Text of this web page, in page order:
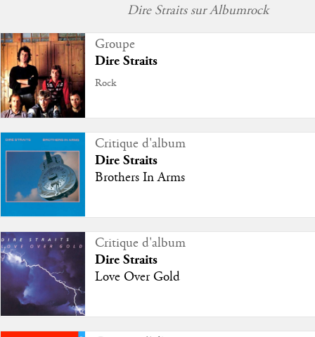
Dire Straits sur Albumrock
Groupe
Dire Straits
Rock
Critique d'album
Dire Straits
Brothers In Arms
Critique d'album
Dire Straits
Love Over Gold